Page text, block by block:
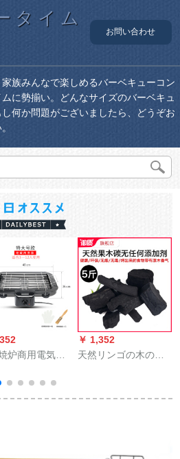
タイム
お問い合わせ
族みんなで楽しめるバーベキューコン
に勢揃い。どんなサイズのバーベキュ
何か問題がございましたら、どうぞお
炉商用電気焼
韓国式家庭用
焼肉機グリル
￥ 1,352
天然リンゴの木の果
すくて無煙の炭の果